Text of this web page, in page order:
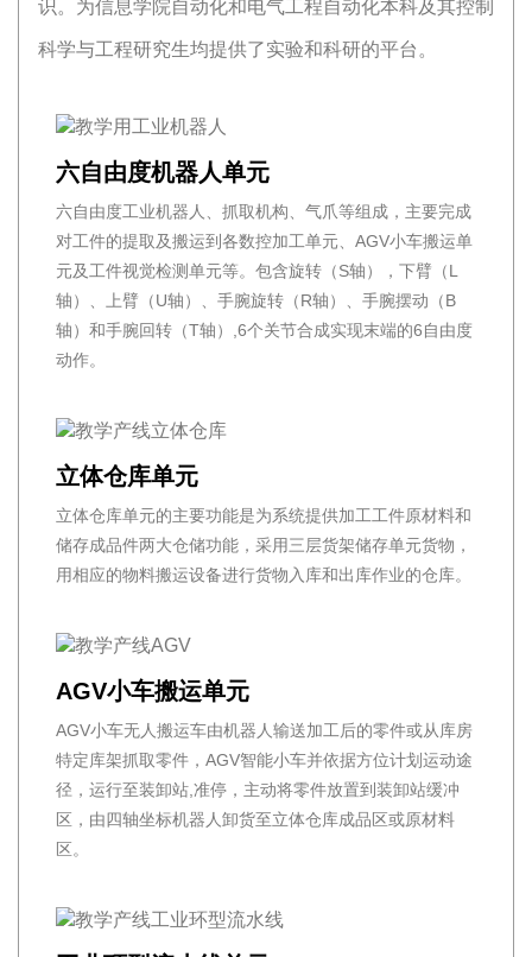
识。为信息学院自动化和电气工程自动化本科及其控制
科学与工程研究生均提供了实验和科研的平台。
六自由度机器人单元
六自由度工业机器人、抓取机构、气爪等组成，主要完成
对工件的提取及搬运到各数控加工单元、AGV小车搬运单
元及工件视觉检测单元等。包含旋转（S轴），下臂（L
轴）、上臂（U轴）、手腕旋转（R轴）、手腕摆动（B
轴）和手腕回转（T轴）,6个关节合成实现末端的6自由度
动作。
立体仓库单元
立体仓库单元的主要功能是为系统提供加工工件原材料和
储存成品件两大仓储功能，采用三层货架储存单元货物，
用相应的物料搬运设备进行货物入库和出库作业的仓库。
AGV小车搬运单元
AGV小车无人搬运车由机器人输送加工后的零件或从库房
特定库架抓取零件，AGV智能小车并依据方位计划运动途
径，运行至装卸站,准停，主动将零件放置到装卸站缓冲
区，由四轴坐标机器人卸货至立体仓库成品区或原材料
区。